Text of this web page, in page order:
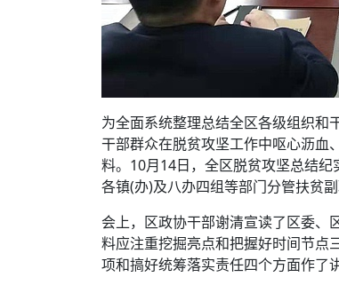
为全面系统整理总结全区各级组织和
干部群众在脱贫攻坚工作中呕心沥血
料。10月14日，全区脱贫攻坚总结
各镇(办)及八办四组等部门分管扶贫
会上，区政协干部谢清宣读了区委、
料应注重挖掘亮点和把握好时间节点
项和搞好统筹落实责任四个方面作了